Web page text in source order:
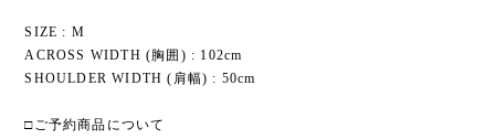
SIZE : M
ACROSS WIDTH (胸囲) : 102cm
SHOULDER WIDTH (肩幅) : 50cm
□ご予約商品について